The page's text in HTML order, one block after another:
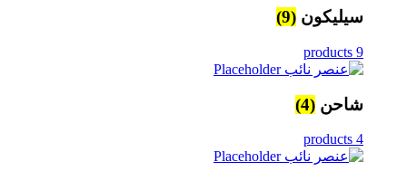
سيليكون (9)
9 products
شاحن (4)
4 products